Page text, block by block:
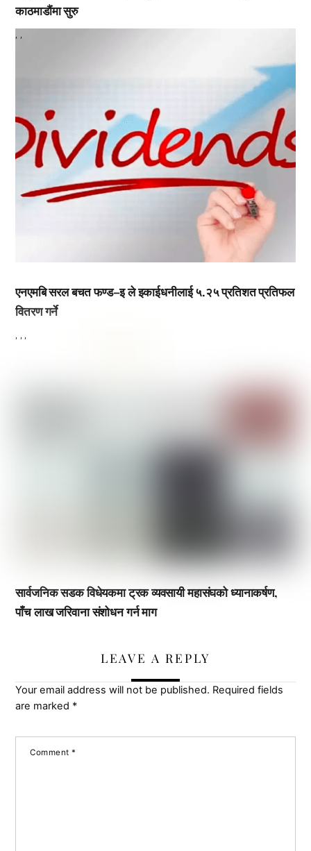
काठमाडौंमा सुरु
एनएमबि सरल बचत फण्ड–इ ले इकाईधनीलाई ५.२५ प्रतिशत प्रतिफल
वितरण गर्ने
सार्वजनिक सडक विधेयकमा ट्रक व्यवसायी महासंघको ध्यानाकर्षण,
पाँच लाख जरिवाना संशोधन गर्न माग
LEAVE A REPLY
Your email address will not be published. Required fields
are marked *
Comment*